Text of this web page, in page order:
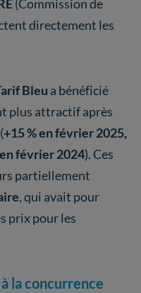
(Commission de
directement les
Bleu a bénéficié
plus attractif après
+15 % en février 2025,
en février 2024). Ces
partiellement
, qui avait pour
prix pour les
la concurrence